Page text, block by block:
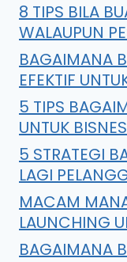
8 TIPS BILA
WALAUPUN
BAGAIMANA
EFEKTIF
5 TIPS
UNTUK
5 STRATEGI
LAGI
MACAM
LAUNCHING
BAGAIMANA